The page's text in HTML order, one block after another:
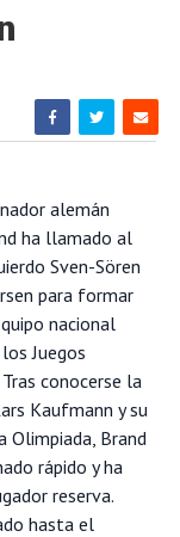
alemán
ha llamado al
Sven-Sören
para formar
nacional
Juegos
conocerse la
Kaufmann y su
Olimpiada, Brand
rápido y ha
reserva.
hasta el